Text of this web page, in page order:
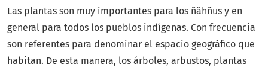
Las plantas son muy importantes para los ñähñus y en
general para todos los pueblos indígenas. Con frecuencia
son referentes para denominar el espacio geográfico que
habitan. De esta manera, los árboles, arbustos, plantas